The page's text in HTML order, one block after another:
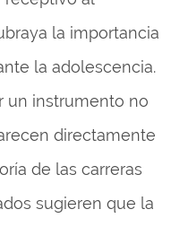
la importancia
la adolescencia.
un instrumento no
directamente
de las carreras
sugieren que la